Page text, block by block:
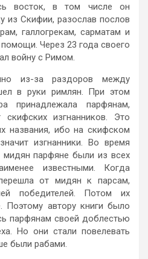
восток, в том числе он
из Скифии, разослав послов
галлогрекам, сарматам и
Через 23 года своего
войну с Римом.
из-за раздоров между
в руки римлян. При этом
принадлежала парфянам,
изгнанников. Это
названия, ибо на скифском
изгнанники. Во время
мидян парфяне были из всех
известными. Когда
от мидян к парсам,
победителей. Потом их
Поэтому автору книги было
парфянам своей доблестью
Но они стали повелевать
были рабами.